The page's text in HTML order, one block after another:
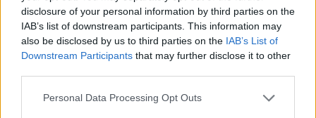
disclosure of your personal information by third parties on the
IAB’s list of downstream participants. This information may
also be disclosed by us to third parties on the IAB’s List of
Downstream Participants that may further disclose it to other
Personal Data Processing Opt Outs
Családtámogatások 2019. július 1-től(millió
forint, vastag betűvel az újdonságok)
1
gyermek
2
3